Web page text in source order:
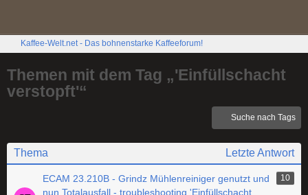
Kaffee-Welt.net - Das bohnenstarke Kaffeeforum!
Themen mit dem Tag „'Einfüllschacht
verstopft'“
Suche nach Tags
Thema Letzte Antwort
ECAM 23.210B - Grindz Mühlenreiniger genutzt und
nun Totalausfall - troubleshooting 'Einfüllschacht
10